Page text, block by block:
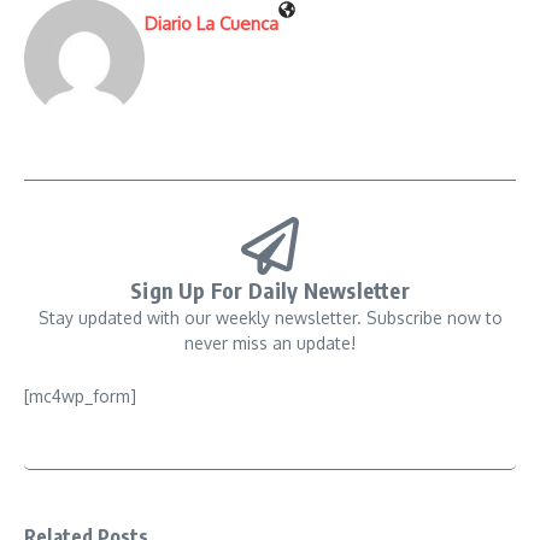
Diario La Cuenca
Sign Up For Daily Newsletter
Stay updated with our weekly newsletter. Subscribe now to
never miss an update!
[mc4wp_form]